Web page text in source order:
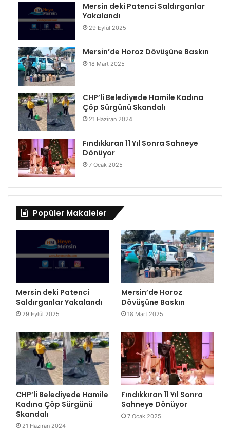
Mersin deki Patenci Saldırganlar
Yakalandı
29 Eylül 2025
Mersin’de Horoz Dövüşüne Baskın
18 Mart 2025
CHP’li Belediyede Hamile Kadına
Çöp Sürgünü Skandalı
21 Haziran 2024
Fındıkkıran 11 Yıl Sonra Sahneye
Dönüyor
7 Ocak 2025
Popüler Makaleler
Mersin deki Patenci
Saldırganlar Yakalandı
29 Eylül 2025
Mersin’de Horoz
Dövüşüne Baskın
18 Mart 2025
CHP’li Belediyede Hamile
Kadına Çöp Sürgünü
Skandalı
21 Haziran 2024
Fındıkkıran 11 Yıl Sonra
Sahneye Dönüyor
7 Ocak 2025